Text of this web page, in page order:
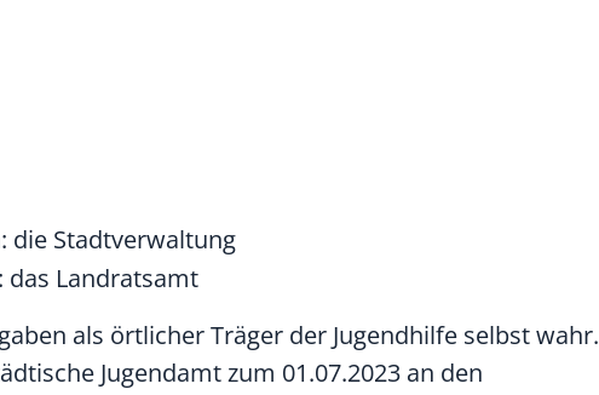
die Stadtverwaltung
das Landratsamt
als örtlicher Träger der Jugendhilfe selbst wahr.
Jugendamt zum 01.07.2023 an den